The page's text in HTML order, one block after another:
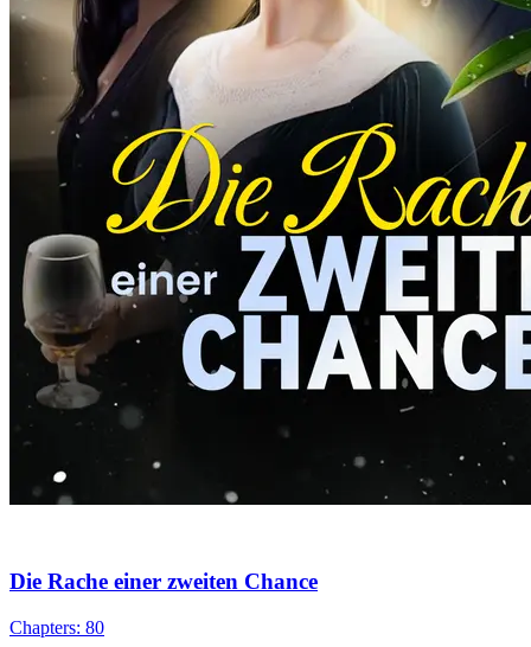
Die Rache einer zweiten Chance
Chapters: 80